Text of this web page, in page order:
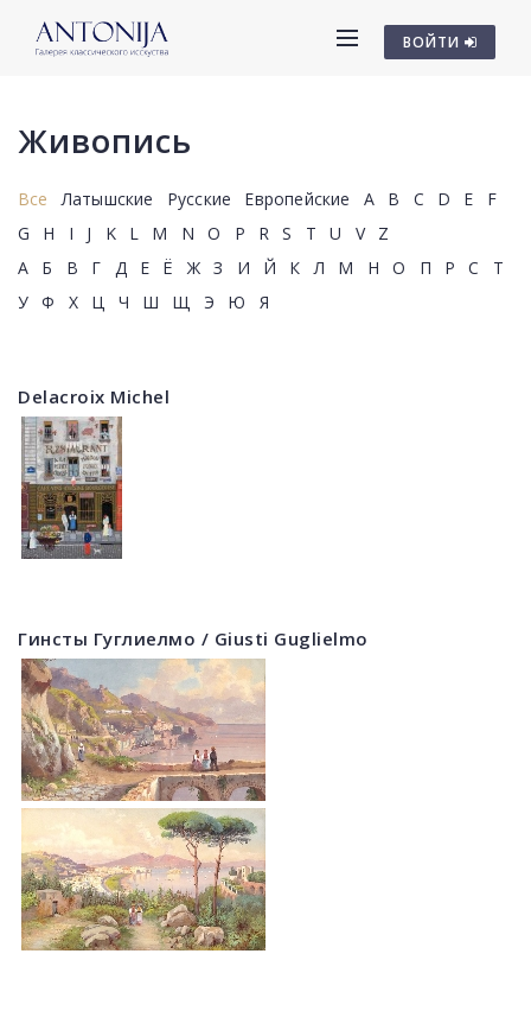
ВОЙТИ
Живопись
Все Латышские Русские Европейские A B C D E
F
G
H I J K L M N O P R S T U V
Z
А
Б В Г Д Е Ё Ж З И Й К Л М Н О П Р С
Т
У
Ф Х Ц Ч Ш Щ Э Ю Я
Delacroix Michel
Гинсты Гуглиелмо / Giusti Guglielmo